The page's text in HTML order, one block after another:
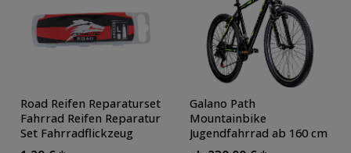
Road Reifen Reparaturset
Fahrrad Reifen Reparatur
Set Fahrradflickzeug
Reifenflickzeug für
Galano Path
Mountainbike
Jugendfahrrad ab 160 cm
Fahrrad 26 Zoll für